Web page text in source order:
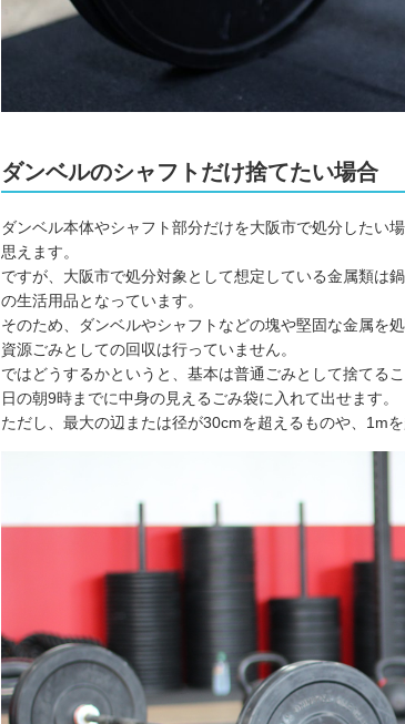
ダンベルのシャフトだけ捨てたい場合
ダンベル本体やシャフト部分だけを大阪市で処分したい
思えます。
ですが、大阪市で処分対象として想定している金属類は
の生活用品となっています。
そのため、ダンベルやシャフトなどの塊や堅固な金属を
資源ごみとしての回収は行っていません。
ではどうするかというと、基本は普通ごみとして捨てる
日の朝9時までに中身の見えるごみ袋に入れて出せます。
ただし、最大の辺または径が30cmを超えるものや、1m